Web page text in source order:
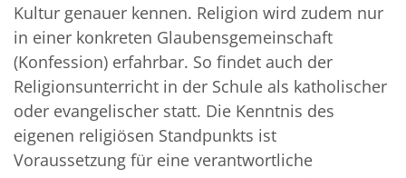
Kultur genauer kennen. Religion wird zudem nur
in einer konkreten Glaubensgemeinschaft
(Konfession) erfahrbar. So findet auch der
Religionsunterricht in der Schule als katholischer
oder evangelischer statt. Die Kenntnis des
eigenen religiösen Standpunkts ist
Voraussetzung für eine verantwortliche